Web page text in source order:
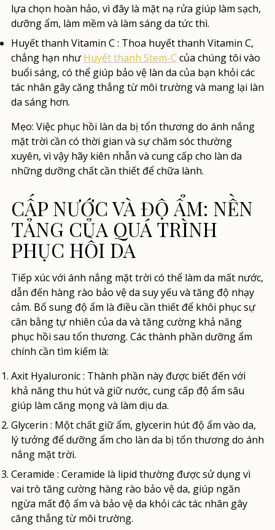
lựa chọn hoàn hảo, vì đây là mặt nạ rửa giúp làm sạch,
dưỡng ẩm, làm mềm và làm sáng da tức thì.
Huyết thanh Vitamin C: Thoa huyết thanh Vitamin C,
chẳng hạn như Huyết thanh Stem-Ccủa chúng tôivào
buổi sáng, có thể giúp bảo vệ làn da của bạn khỏi các
tác nhân gây căng thẳng từ môi trường và mang lại làn
da sáng hơn.
Mẹo: Việc phục hồi làn da bị tổn thương do ánh nắng
mặt trời cần có thời gian và sự chăm sóc thường
xuyên, vì vậy hãy kiên nhẫn và cung cấp cho làn da
những dưỡng chất cần thiết để chữa lành.
CẤP NƯỚC VÀ ĐỘ ẨM: NỀN
TẢNG CỦA QUÁ TRÌNH
PHỤC HỒI DA
Tiếp xúc với ánh nắng mặt trời có thể làm da mất nước,
dẫn đến hàng rào bảo vệ da suy yếu và tăng độ nhạy
cảm. Bổ sung độ ẩm là điều cần thiết để khôi phục sự
cân bằng tự nhiên của da và tăng cường khả năng
phục hồi sau tổn thương. Các thành phần dưỡng ẩm
chính cần tìm kiếm là:
Axit Hyaluronic: Thành phần này được biết đến với
khả năng thu hút và giữ nước, cung cấp độ ẩm sâu
giúp làm căng mọng và làm dịu da.
Glycerin : Một chất giữ ẩm, glycerin hút độ ẩm vào da,
lý tưởng để dưỡng ẩm cho làn da bị tổn thương do ánh
nắng mặt trời.
Ceramide : Ceramide là lipid thường được sử dụng vì
vai trò tăng cường hàng rào bảo vệ da, giúp ngăn
ngừa mất độ ẩm và bảo vệ da khỏi các tác nhân gây
căng thẳng từ môi trường.